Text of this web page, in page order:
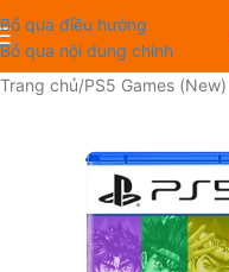
Bỏ qua điều hướng
Bỏ qua nội dung chính
Trang chủ/PS5 Games (New)